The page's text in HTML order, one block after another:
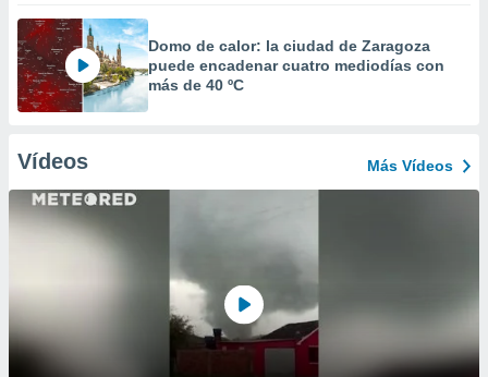
Domo de calor: la ciudad de Zaragoza
puede encadenar cuatro mediodías con
más de 40 ºC
Vídeos Más Vídeos